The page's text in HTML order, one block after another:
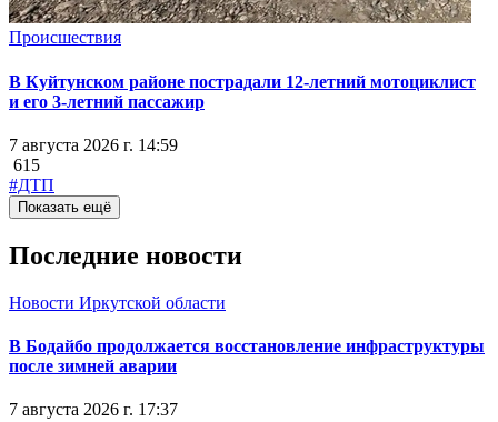
Происшествия
В Куйтунском районе пострадали 12-летний мотоциклист
и его 3-летний пассажир
7 августа 2026 г. 14:59
615
#ДТП
Показать ещё
Последние новости
Новости Иркутской области
В Бодайбо продолжается восстановление инфраструктуры
после зимней аварии
7 августа 2026 г. 17:37